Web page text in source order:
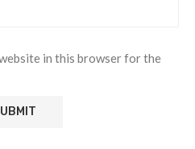
website in this browser for the